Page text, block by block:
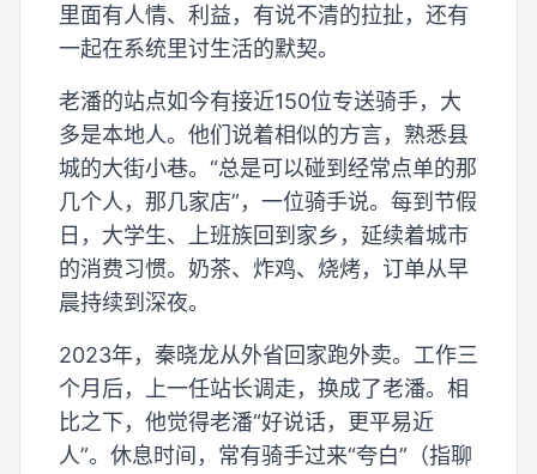
里面有人情、利益，有说不清的拉扯，还有
一起在系统里讨生活的默契。
老潘的站点如今有接近150位专送骑手，大
多是本地人。他们说着相似的方言，熟悉县
城的大街小巷。“总是可以碰到经常点单的那
几个人，那几家店”，一位骑手说。每到节假
日，大学生、上班族回到家乡，延续着城市
的消费习惯。奶茶、炸鸡、烧烤，订单从早
晨持续到深夜。
2023年，秦晓龙从外省回家跑外卖。工作三
个月后，上一任站长调走，换成了老潘。相
比之下，他觉得老潘“好说话，更平易近
人”。休息时间，常有骑手过来“夸白”（指聊